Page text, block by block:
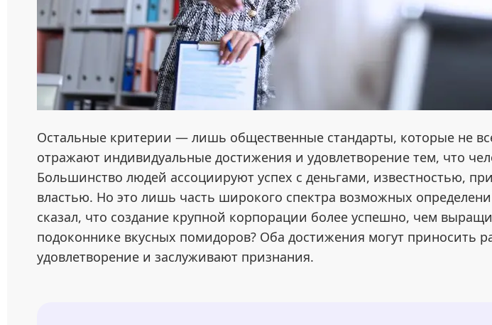
Остальные критерии — лишь общественные стандарты, которые не
отражают индивидуальные достижения и удовлетворение тем, что
Большинство людей ассоциируют успех с деньгами, известностью,
властью. Но это лишь часть широкого спектра возможных
сказал, что создание крупной корпорации более успешно, чем
подоконнике вкусных помидоров? Оба достижения могут приносить
удовлетворение и заслуживают признания.